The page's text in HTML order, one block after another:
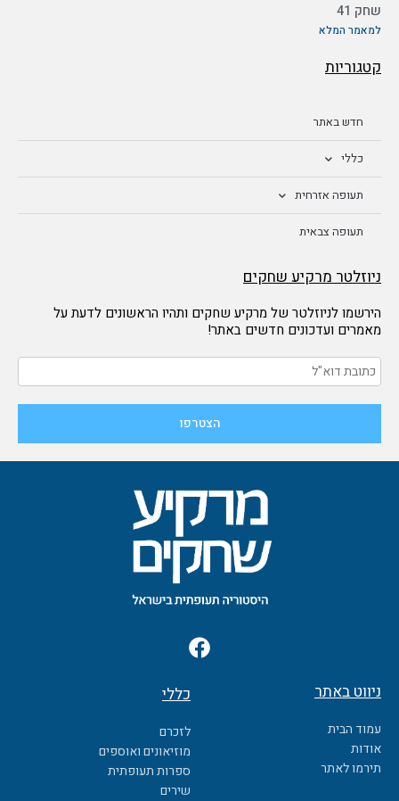
שחק 41
למאמר המלא
קטגוריות
חדש באתר
כללי
תעופה אזרחית
תעופה צבאית
ניוזלטר מרקיע שחקים
הירשמו לניוזלטר של מרקיע שחקים ותהיו הראשונים לדעת על
מאמרים ועדכונים חדשים באתר!
F
a
e
b
o
o
k
ניווט באתר
עמוד הבית
אודות
תירמו לאתר
כללי
לזכרם
מוזיאונים ואוספים
ספרות תעופתית
שירים